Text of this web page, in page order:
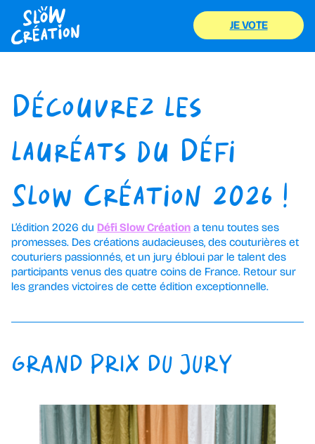
JE VOTE
Découvrez les
lauréats du Défi
Slow Création 2026 !
L’édition 2026 du Défi Slow Création a tenu toutes ses
promesses. Des créations audacieuses, des couturières et
couturiers passionnés, et un jury ébloui par le talent des
participants venus des quatre coins de France. Retour sur
les grandes victoires de cette édition exceptionnelle.
GRAND PRIX DU JURY